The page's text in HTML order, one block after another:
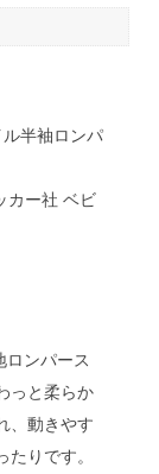
半袖ロンパ
ー社 ベビ
ンパース
っと柔らか
、動きやす
りです。